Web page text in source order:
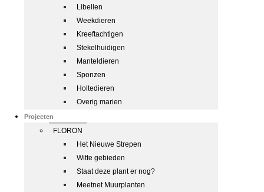
Libellen
Weekdieren
Kreeftachtigen
Stekelhuidigen
Manteldieren
Sponzen
Holtedieren
Overig marien
Projecten
FLORON
Het Nieuwe Strepen
Witte gebieden
Staat deze plant er nog?
Meetnet Muurplanten